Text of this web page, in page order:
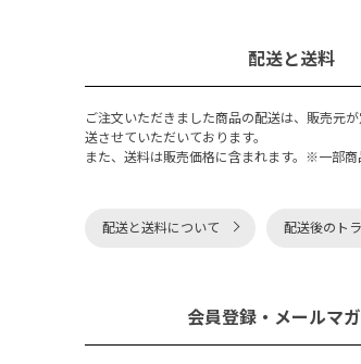
配送と送料
ご注文いただきました商品の配送は、販売元
送させていただいております。
また、送料は販売価格に含まれます。※一部商
配送と送料について 配送後のト
会員登録・メールマ